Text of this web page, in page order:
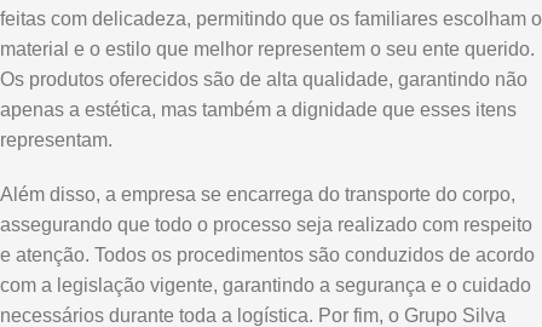
feitas com delicadeza, permitindo que os familiares escolham o
material e o estilo que melhor representem o seu ente querido.
Os produtos oferecidos são de alta qualidade, garantindo não
apenas a estética, mas também a dignidade que esses itens
representam.
Além disso, a empresa se encarrega do transporte do corpo,
assegurando que todo o processo seja realizado com respeito
e atenção. Todos os procedimentos são conduzidos de acordo
com a legislação vigente, garantindo a segurança e o cuidado
necessários durante toda a logística. Por fim, o Grupo Silva